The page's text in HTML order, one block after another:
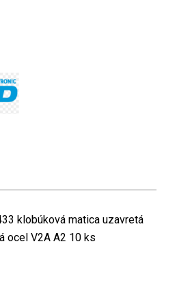
klobúková matica uzavretá
ocel V2A A2 10 ks